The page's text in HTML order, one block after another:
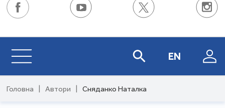
EN
Головна Автори Сняданко Наталка